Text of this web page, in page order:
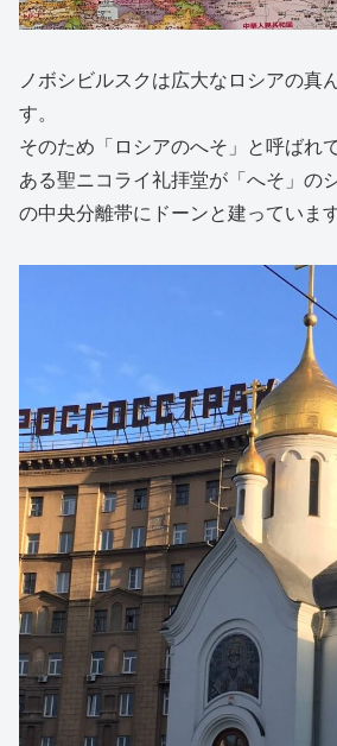
ノボシビルスクは広大なロシアの真
す。
そのため「ロシアのへそ」と呼ばれ
ある聖ニコライ礼拝堂が「へそ」の
の中央分離帯にドーンと建っています